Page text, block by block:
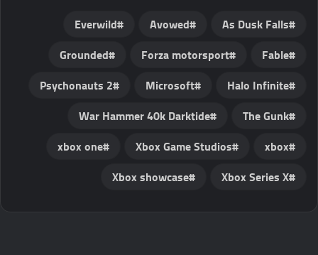
As Dusk Falls
Avowed
Everwild
Fable
Forza motorsport
Grounded
Halo Infinite
Microsoft
Psychonauts 2
The Gunk
War Hammer 40k Darktide
xbox
Xbox Game Studios
xbox one
Xbox Series X
Xbox showcase